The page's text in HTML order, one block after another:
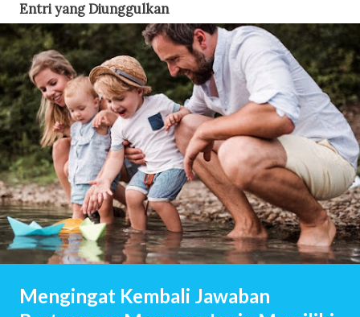
n
g
a
n
Entri yang Diunggulkan
Mengingat Kembali Jawaban